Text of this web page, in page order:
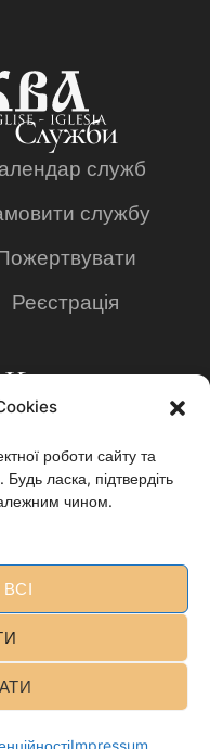
роботи сайту та
ласка, підтвердіть
чином.
Impressum
Служби
служб
службу
Реєстрація
Контакти
2234 8095636
church.de
g
Reserved